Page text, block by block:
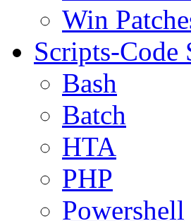
Win
Scripts-Code
Bash
Batch
HTA
PHP
Powershell